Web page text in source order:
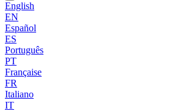
English
EN
Español
ES
Português
PT
Française
FR
Italiano
IT